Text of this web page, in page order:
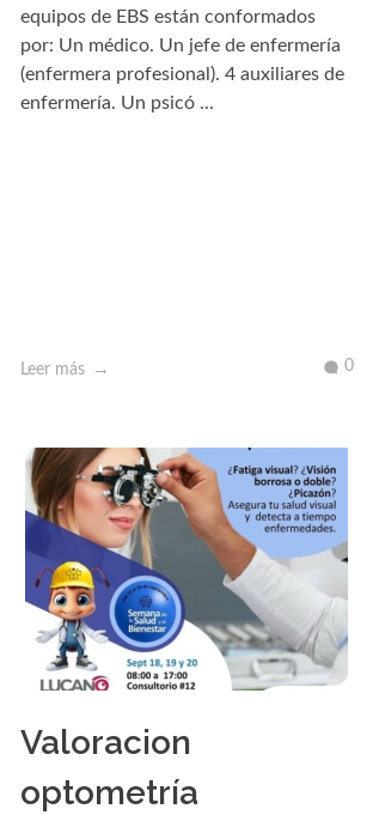
equipos de EBS están conformados
por: Un médico. Un jefe de enfermería
(enfermera profesional). 4 auxiliares de
enfermería. Un psicó ...
Leer más 0
Valoracion
optometría